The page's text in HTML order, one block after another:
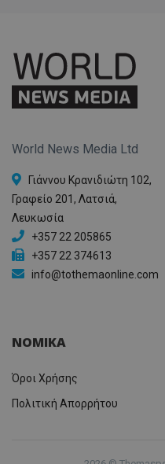
World News Media Ltd
Γιάννου Κρανιδιώτη 102,
Γραφείο 201, Λατσιά,
Λευκωσία
+357 22 205865
+357 22 374613
info@tothemaonline.com
ΝΟΜΙΚΑ
Όροι Χρήσης
Πολιτική Απορρήτου